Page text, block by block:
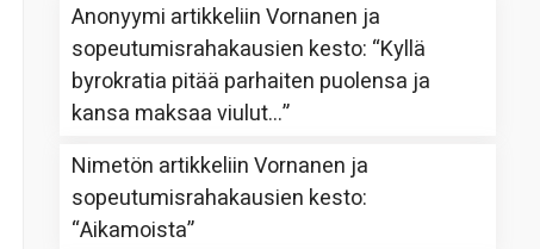
Anonyymi artikkeliinVornanen ja
sopeutumisrahakausien kesto: “Kyllä
byrokratia pitää parhaiten puolensa ja
kansa maksaa viulut…”
Nimetön artikkeliinVornanen ja
sopeutumisrahakausien kesto:
“Aikamoista”